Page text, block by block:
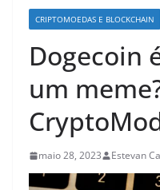
CRIPTOMOEDAS E BLOCKCHAIN
Dogecoin
um
maio 28, 2023 Estevan